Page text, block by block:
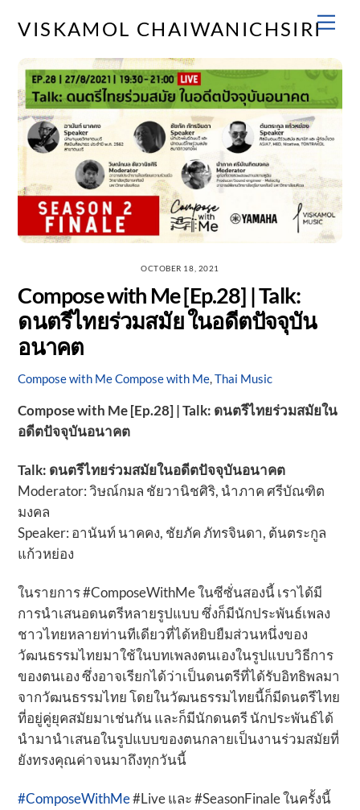
VISKAMOL CHAIWANICHSIRI
OCTOBER 18, 2021
Compose with Me [Ep.28] | Talk:
ดนตรีไทยร่วมสมัย ในอดีตปัจจุบัน
อนาคต
Compose with MeCompose with Me,Thai Music
Compose with Me [Ep.28] | Talk: ดนตรีไทยร่วมสมัยใน
อดีตปัจจุบันอนาคต
Talk: ดนตรีไทยร่วมสมัยในอดีตปัจจุบันอนาคต
Moderator: วิษณ์กมล ชัยวานิชศิริ, นำภาค ศรีบัณฑิต
มงคล
Speaker: อานันท์ นาคคง, ชัยภัค ภัทรจินดา, ต้นตระกูล
แก้วหย่อง
ในรายการ #ComposeWithMe ในซีซั่นสองนี้ เราได้มี
การนำเสนอดนตรีหลายรูปแบบ ซึ่งก็มีนักประพันธ์เพลง
ชาวไทยหลายท่านทีเดียวที่ได้หยิบยืมส่วนหนึ่งของ
วัฒนธรรมไทยมาใช้ในบทเพลงตนเองในรูปแบบวิธีการ
ของตนเอง ซึ่งอาจเรียกได้ว่าเป็นดนตรีที่ได้รับอิทธิพลมา
จากวัฒนธรรมไทย โดยในวัฒนธรรมไทยนี้ก็มีดนตรีไทย
ที่อยู่คู่ยุคสมัยมาเช่นกัน และก็มีนักดนตรี นักประพันธ์ได้
นำมานำเสนอในรูปแบบของตนกลายเป็นงานร่วมสมัยที่
ยังทรงคุณค่าจนมาถึงทุกวันนี้
#ComposeWithMe#Live และ #SeasonFinale ในครั้งนี้